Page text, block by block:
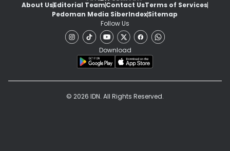
About UsEditorial TeamContact UsTerms of Services
Pedoman Media SiberIndexSitemap
Follow Us
Download
© 2026 IDN. All Rights Reserved.